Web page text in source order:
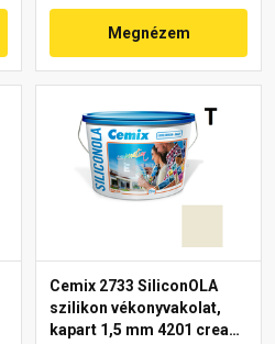
Megnézem
Cemix 2733 SiliconOLA
szilikon vékonyvakolat,
kapart 1,5 mm 4201 cream